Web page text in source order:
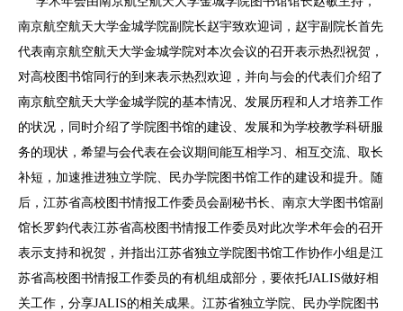
南京航空航天大学金城学院副院长赵宇致欢迎词，赵宇副院长首先
代表南京航空航天大学金城学院对本次会议的召开表示热烈祝贺，
对高校图书馆同行的到来表示热烈欢迎，并向与会的代表们介绍了
南京航空航天大学金城学院的基本情况、发展历程和人才培养工作
的状况，同时介绍了学院图书馆的建设、发展和为学校教学科研服
务的现状，希望与会代表在会议期间能互相学习、相互交流、取长
补短，加速推进独立学院、民办学院图书馆工作的建设和提升。随
后，江苏省高校图书情报工作委员会副秘书长、南京大学图书馆副
馆长罗鈞代表江苏省高校图书情报工作委员对此次学术年会的召开
表示支持和祝贺，并指出江苏省独立学院图书馆工作协作小组是江
苏省高校图书情报工作委员的有机组成部分，要依托JALIS做好相
关工作，分享JALIS的相关成果。江苏省独立学院、民办学院图书